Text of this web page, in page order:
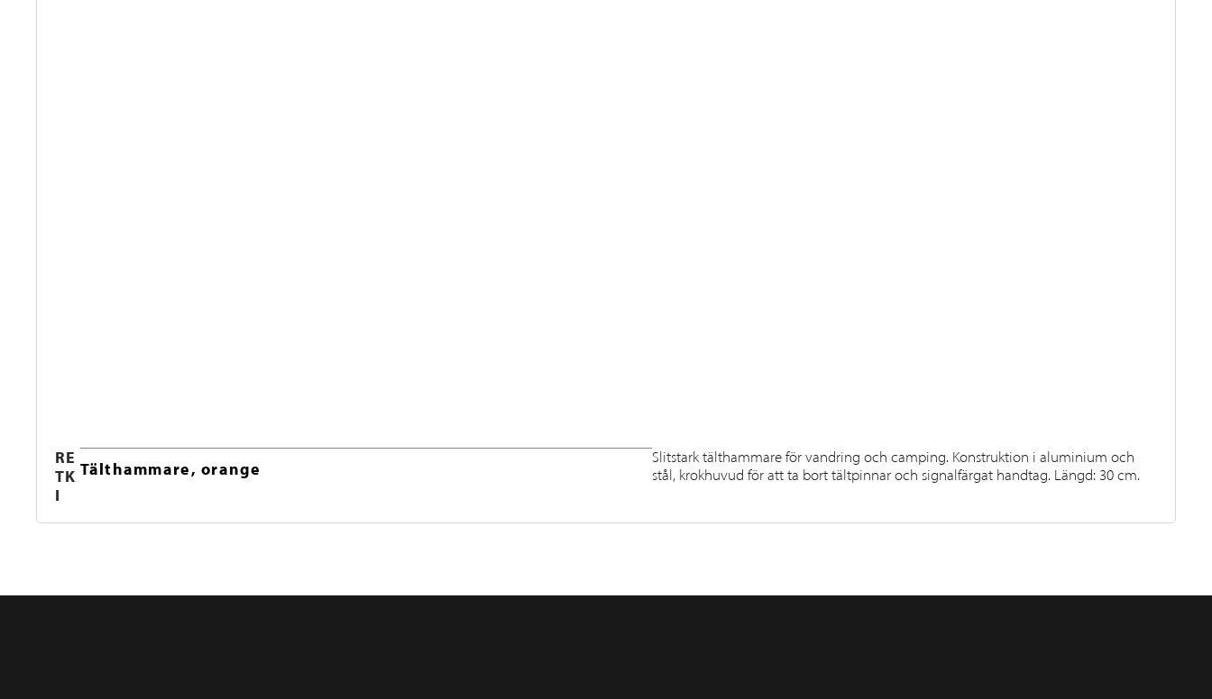
RE
TK
I
Tälthammare, orange
Slitstark tälthammare för vandring och camping. Konstruktion i aluminium och
stål, krokhuvud för att ta bort tältpinnar och signalfärgat handtag. Längd: 30 cm.